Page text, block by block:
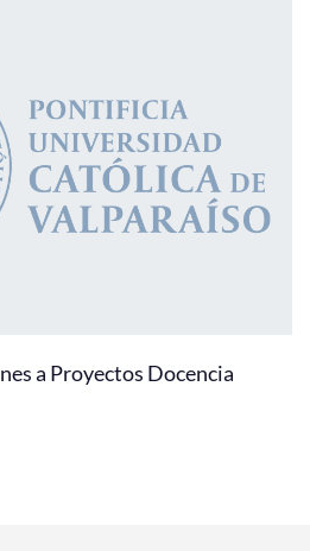
a Proyectos Docencia